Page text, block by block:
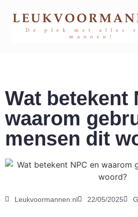
Wat betekent
waarom
mensen dit
Leukvoormannen.nl 22/05/2025